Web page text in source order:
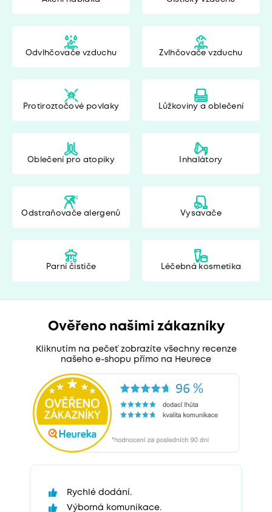
Odvlhčovače vzduchu Zvlhčovače vzduchu
Protiroztočové povlaky Lůžkoviny a oblečení
Oblečení pro atopiky Inhalátory
Odstraňovače alergenů Vysavače
Parní čističe Léčebná kosmetika
Ověřeno našimi zákazníky
Kliknutím na pečeť zobrazíte všechny recenze
našeho e-shopu přímo na Heurece
Rychlé dodání.
Výborná komunikace.